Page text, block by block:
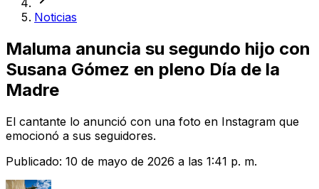
Noticias
Maluma anuncia su segundo hijo con
Susana Gómez en pleno Día de la
Madre
El cantante lo anunció con una foto en Instagram que
emocionó a sus seguidores.
Publicado: 10 de mayo de 2026 a las 1:41 p. m.